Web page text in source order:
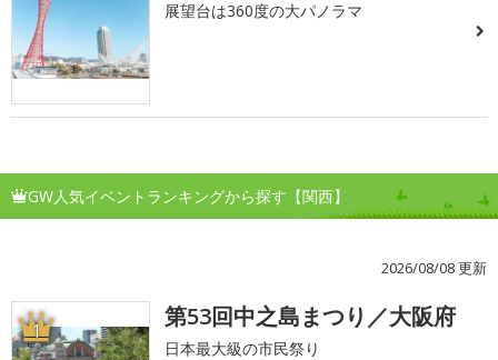
展望台は360度の大パノラマ
GW人気イベントランキングから探す【関西】
2026/08/08 更新
1 第53回中之島まつり／大阪府
日本最大級の市民祭り